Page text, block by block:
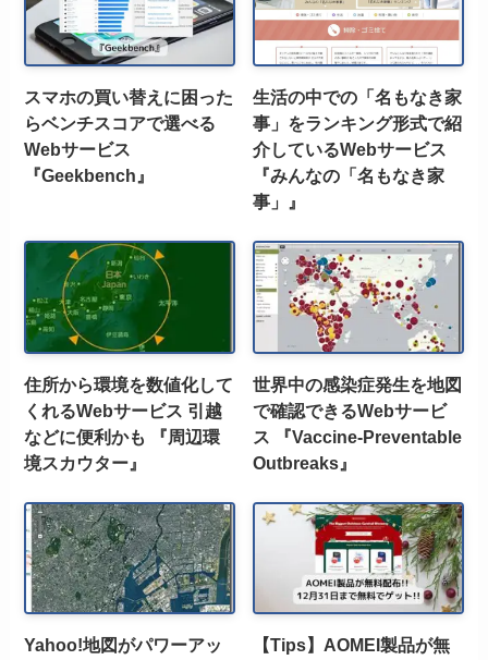
スマホの買い替えに困った
らベンチスコアで選べる
Webサービス
『Geekbench』
生活の中での「名もなき家
事」をランキング形式で紹
介しているWebサービス
『みんなの「名もなき家
事」』
住所から環境を数値化して
くれるWebサービス 引越
などに便利かも 『周辺環
境スカウター』
世界中の感染症発生を地図
で確認できるWebサービ
ス 『Vaccine-Preventable
Outbreaks』
Yahoo!地図がパワーアッ
【Tips】AOMEI製品が無